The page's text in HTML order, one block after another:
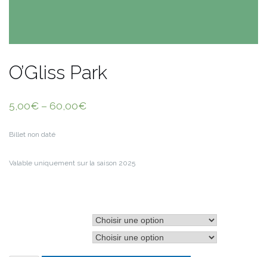
O’Gliss Park
5,00€ – 60,00€
Billet non daté
Valable uniquement sur la saison 2025